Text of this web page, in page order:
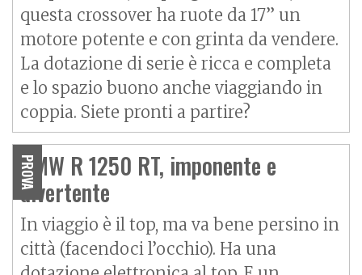
questa crossover ha ruote da 17” un
motore potente e con grinta da vendere.
La dotazione di serie è ricca e completa
e lo spazio buono anche viaggiando in
coppia. Siete pronti a partire?
PROVA
BMW R 1250 RT, imponente e
divertente
In viaggio è il top, ma va bene persino in
città (facendoci l’occhio). Ha una